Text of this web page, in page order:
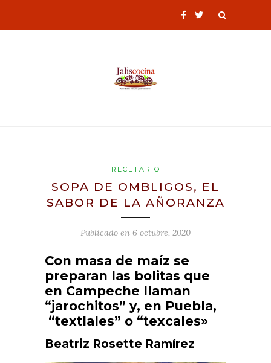
RECETARIO
SOPA DE OMBLIGOS, EL
SABOR DE LA AÑORANZA
Publicado en 6 octubre, 2020
Con masa de maíz se
preparan las bolitas que
en Campeche llaman
“jarochitos” y, en Puebla,
“textlales” o “texcales»
Beatriz Rosette Ramírez